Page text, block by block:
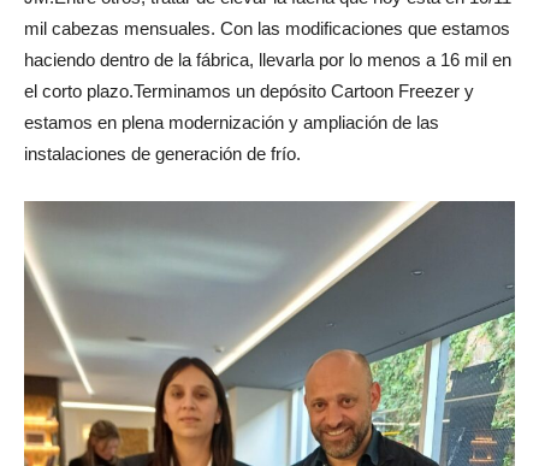
mil cabezas mensuales. Con las modificaciones que estamos
haciendo dentro de la fábrica, llevarla por lo menos a 16 mil en
el corto plazo.Terminamos un depósito Cartoon Freezer y
estamos en plena modernización y ampliación de las
instalaciones de generación de frío.